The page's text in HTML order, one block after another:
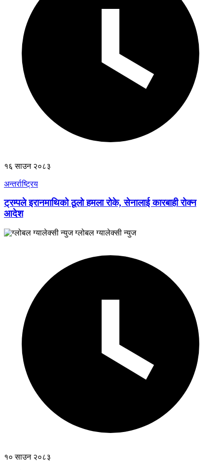
१६ साउन २०८३
अन्तर्राष्ट्रिय
ट्रम्पले इरानमाथिको ठूलो हमला रोके, सेनालाई कारबाही रोक्न
आदेश
ग्लोबल ग्यालेक्सी न्युज
१० साउन २०८३